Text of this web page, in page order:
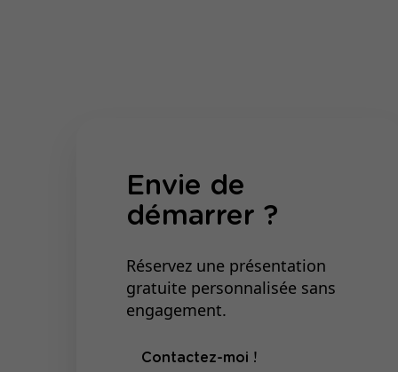
Envie de
démarrer ?
Réservez une présentation
gratuite personnalisée sans
engagement.
Contactez-moi !